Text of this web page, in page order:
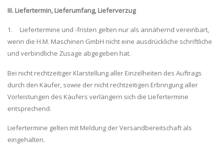
III. Liefertermin, Lieferumfang, Lieferverzug
1. Liefertermine und -fristen gelten nur als annähernd vereinbart,
wenn die H.M. Maschinen GmbH nicht eine ausdrückliche schriftliche
und verbindliche Zusage abgegeben hat.
Bei nicht rechtzeitiger Klarstellung aller Einzelheiten des Auftrags
durch den Käufer, sowie der nicht rechtzeitigen Erbringung aller
Vorleistungen des Käufers verlängern sich die Liefertermine
entsprechend.
Liefertermine gelten mit Meldung der Versandbereitschaft als
eingehalten.